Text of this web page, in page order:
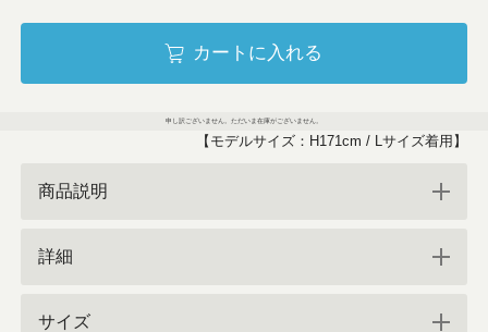
カートに入れる
申し訳ございません。ただいま在庫がございません。
【モデルサイズ：H171cm / Lサイズ着用】
商品説明
詳細
サイズ